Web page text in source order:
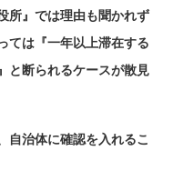
所』では理由も聞かれず
ては『一年以上滞在する
と断られるケースが散見
自治体に確認を入れるこ